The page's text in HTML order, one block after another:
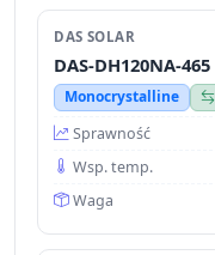
DAS SOLAR
DAS-DH120NA-465
Monocrystalline
Sprawność
Wsp. temp.
Waga